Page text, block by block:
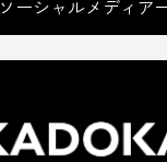
ソーシャルメディア